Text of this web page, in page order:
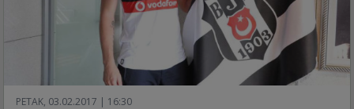
PETAK, 03.02.2017 | 16:30